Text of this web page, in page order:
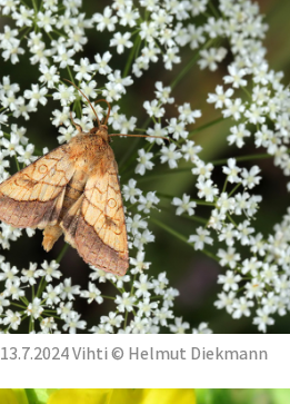
13.7.2024 Vihti © Helmut Diekmann